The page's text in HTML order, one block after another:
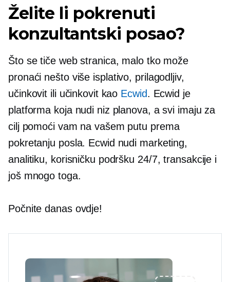
Želite li pokrenuti
konzultantski posao?
Što se tiče web stranica, malo tko može
pronaći nešto više isplativo, prilagodljiv,
učinkovit ili učinkovit kao Ecwid. Ecwid je
platforma koja nudi niz planova, a svi imaju za
cilj pomoći vam na vašem putu prema
pokretanju posla. Ecwid nudi marketing,
analitiku, korisničku podršku 24/7, transakcije i
još mnogo toga.
Počnite danas ovdje!